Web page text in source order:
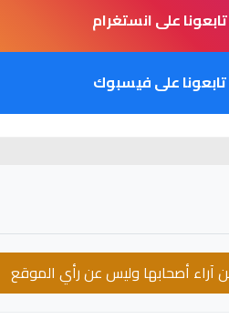
تابعونا على انستغرام
تابعونا على فيسبوك
عن آراء أصحابها وليس عن رأي الموقع